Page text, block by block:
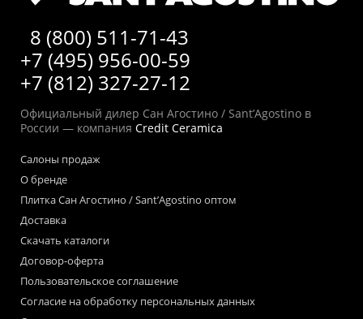
8 (800) 511-71-43
+7 (495) 956-00-59
+7 (812) 327-27-12
Официальный дилер Сан Агостино / Sant’Agostino в
России — компания Credit Ceramica
Салоны продаж
О бренде
Плитка Сан Агостино / Sant’Agostino оптом
Доставка
Скачать каталоги
Договор-оферта
Пользовательское соглашение
Согласие на обработку персональных данных